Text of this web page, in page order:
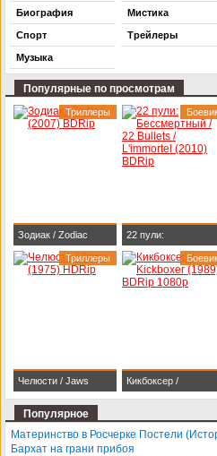
Биография
Спорт
Музыка
Мистика
Трейлеры
Популярные по просмотрам
Зодиак / Zodiac
(2007) BDRip
Триллеры
22 пули:
Бессмертный / 22
Bullets / L'immortel
Челюсти / Jaws
(1975) HDRip
Триллеры
Кикбоксер /
Популярное
Материнство в Росчерке Постели
Бархат на грани прибоя